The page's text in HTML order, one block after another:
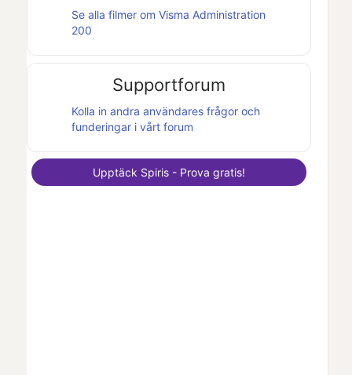
Se alla filmer om Visma Administration
200
Supportforum
Kolla in andra användares frågor och
funderingar i vårt forum
Upptäck Spiris - Prova gratis!